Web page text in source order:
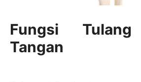
Fungsi Tulang
Tangan